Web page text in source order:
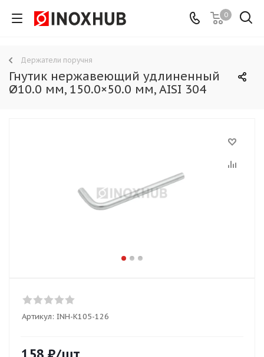
0
Держатели поручня
Гнутик нержавеющий удлиненный
Ø10.0 мм, 150.0×50.0 мм, AISI 304
Артикул: INH-K105-126